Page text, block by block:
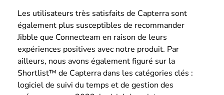
Les utilisateurs très satisfaits de Capterra sont
également plus susceptibles de recommander
Jibble que Connecteam en raison de leurs
expériences positives avec notre produit. Par
ailleurs, nous avons également figuré sur la
Shortlist™ de Capterra dans les catégories clés :
logiciel de suivi du temps et de gestion des